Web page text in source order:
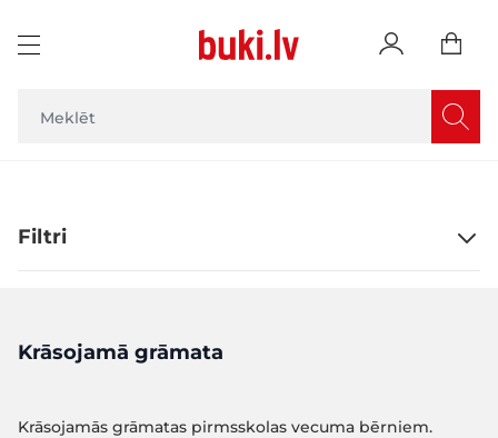
Filtri
Krāsojamā grāmata
Krāsojamās grāmatas pirmsskolas vecuma bērniem.